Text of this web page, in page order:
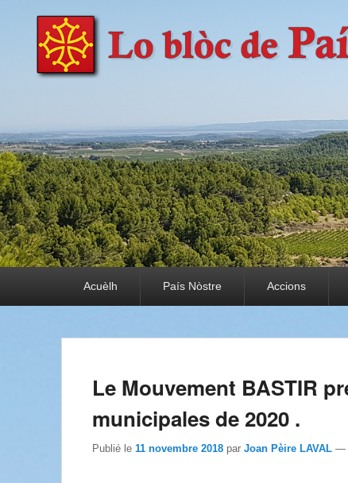
País Nòstre
Paratge e Convivència
Acuèlh País Nòstre Accions
Le Mouvement BASTIR
municipales de 2020 .
Publié le 11 novembre 2018 par Joan Pèire LAVAL —